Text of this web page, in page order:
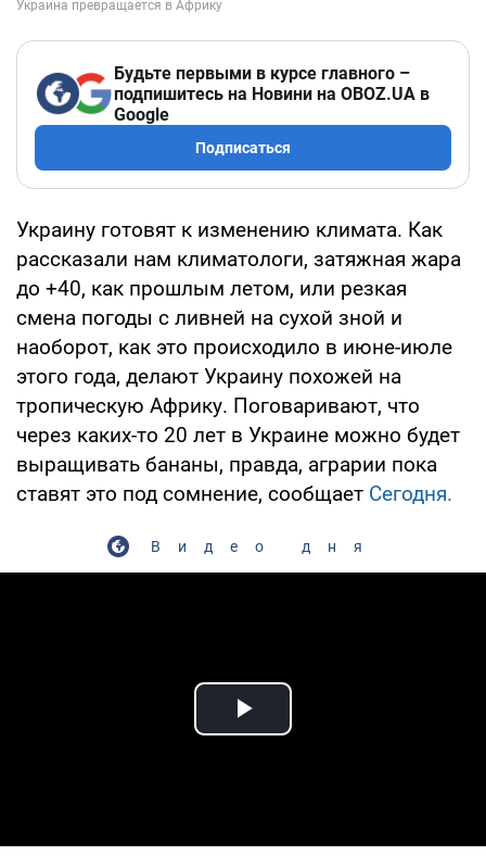
Будьте первыми в курсе главного –
подпишитесь на Новини на OBOZ.UA в
Google
Подписаться
Украину готовят к изменению климата. Как
рассказали нам климатологи, затяжная жара
до +40, как прошлым летом, или резкая
смена погоды с ливней на сухой зной и
наоборот, как это происходило в июне-июле
этого года, делают Украину похожей на
тропическую Африку. Поговаривают, что
через каких-то 20 лет в Украине можно будет
выращивать бананы, правда, аграрии пока
ставят это под сомнение, сообщает Сегодня.
Видео дня
Play Video